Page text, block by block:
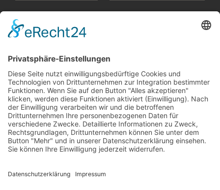
Hightech-Fertigung
Manufaktur
europlacHOUSE
Karriere
Booklet
SalesTools
green vibes
Auf dem Weg in eine
lebenswerte Zukunft